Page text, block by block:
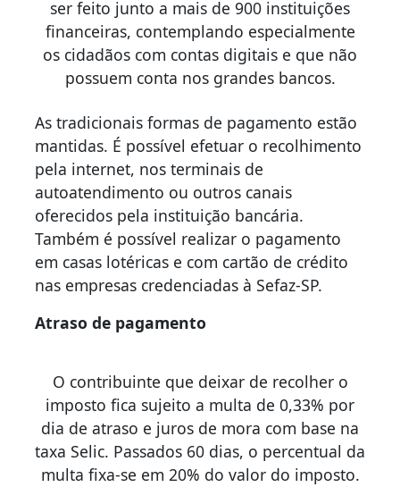
ser feito junto a mais de 900 instituições
financeiras, contemplando especialmente
os cidadãos com contas digitais e que não
possuem conta nos grandes bancos.
As tradicionais formas de pagamento estão
mantidas. É possível efetuar o recolhimento
pela internet, nos terminais de
autoatendimento ou outros canais
oferecidos pela instituição bancária.
Também é possível realizar o pagamento
em casas lotéricas e com cartão de crédito
nas empresas credenciadas à Sefaz-SP.
Atraso de pagamento
O contribuinte que deixar de recolher o
imposto fica sujeito a multa de 0,33% por
dia de atraso e juros de mora com base na
taxa Selic. Passados 60 dias, o percentual da
multa fixa-se em 20% do valor do imposto.